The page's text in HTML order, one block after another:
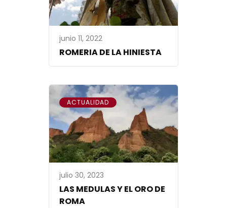
junio 11, 2022
ROMERIA DE LA HINIESTA
ACTUALIDAD
julio 30, 2023
LAS MEDULAS Y EL ORO DE
ROMA